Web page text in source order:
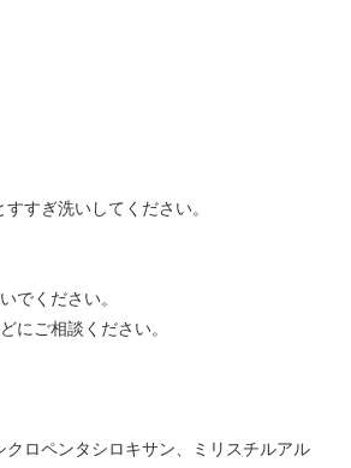
すぎ洗いしてください。
でください。
にご相談ください。
ロペンタシロキサン、ミリスチルアル